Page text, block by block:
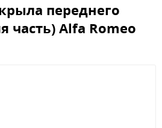
переднего
часть) Alfa Romeo